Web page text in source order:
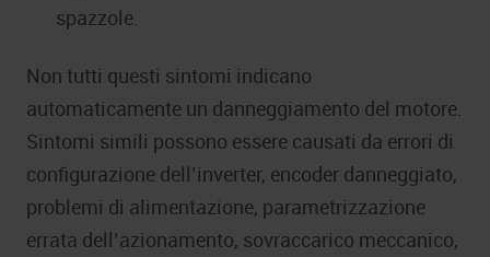
spazzole.
Non tutti questi sintomi indicano
automaticamente un danneggiamento del motore.
Sintomi simili possono essere causati da errori di
configurazione dell’inverter, encoder danneggiato,
problemi di alimentazione, parametrizzazione
errata dell’azionamento, sovraccarico meccanico,